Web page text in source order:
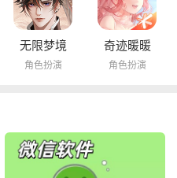
无限梦境
角色扮演
奇迹暖暖
角色扮演